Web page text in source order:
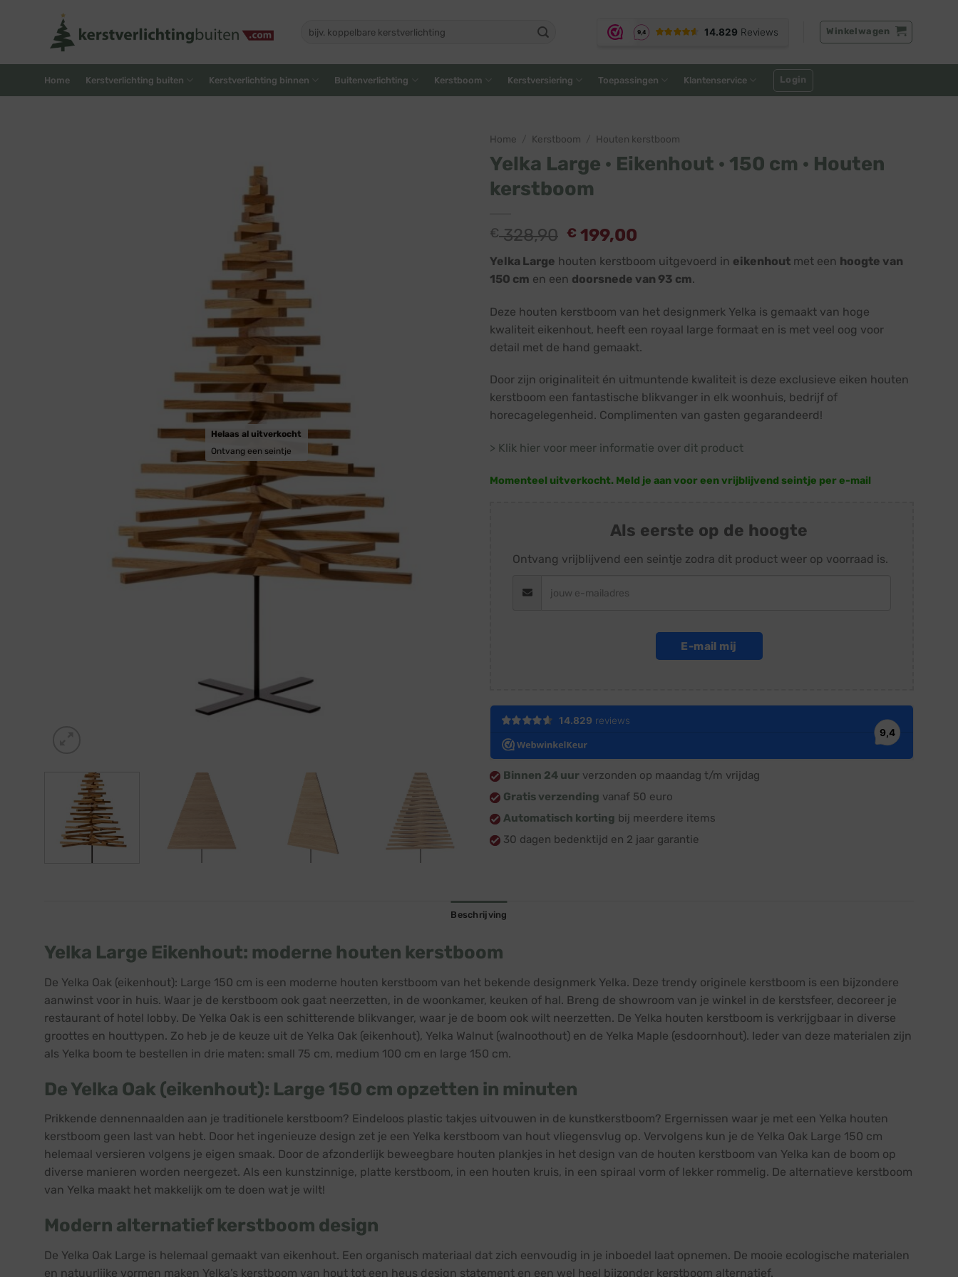
naar:
Winkelwagen
Home Kerstverlichting buiten Kerstverlichting binnen Buitenverlichting Kerstboom Kerstversiering Toepassingen Klantenservice Login
Helaas al uitverkocht
Ontvang een seintje
Home Kerstboom Houten kerstboom
Yelka Large · Eikenhout · 150 cm · Houten
kerstboom
€328,90 Oorspronkelijke
was:
€ 328,90.
€ 199,00
is:
€ 199,00.
Yelka Large houten kerstboom uitgevoerd in eikenhout met een hoogte van
150 cm en een doorsnede van 93 cm.
Deze houten kerstboom van het designmerk Yelka is gemaakt van hoge
kwaliteit eikenhout, heeft een royaal large formaat en is met veel oog voor
detail met de hand gemaakt.
Door zijn originaliteit én uitmuntende kwaliteit is deze exclusieve eiken houten
kerstboom een fantastische blikvanger in elk woonhuis, bedrijf of
horecagelegenheid. Complimenten van gasten gegarandeerd!
> Klik hier voor meer informatie over dit product
Momenteel uitverkocht. Meld je aan voor een vrijblijvend seintje per e-mail
Als eerste op de hoogte
Ontvang vrijblijvend een seintje zodra dit product weer op voorraad is.
E-mail mij
Binnen 24 uur verzonden op maandag t/m vrijdag
Gratis verzending vanaf 50 euro
Automatisch korting bij meerdere items
30 dagen bedenktijd en 2 jaar garantie
Beschrijving
Yelka Large Eikenhout: moderne houten kerstboom
De Yelka Oak (eikenhout): Large 150 cm is een moderne houten kerstboom van het bekende designmerk Yelka. Deze trendy originele kerstboom is een bijzondere
aanwinst voor in huis. Waar je de kerstboom ook gaat neerzetten, in de woonkamer, keuken of hal. Breng de showroom van je winkel in de kerstsfeer, decoreer je
restaurant of hotel lobby. De Yelka Oak is een schitterende blikvanger, waar je de boom ook wilt neerzetten. De Yelka houten kerstboom is verkrijgbaar in diverse
groottes en houttypen. Zo heb je de keuze uit de Yelka Oak (eikenhout), Yelka Walnut (walnoothout) en de Yelka Maple (esdoornhout). Ieder van deze materialen zijn
als Yelka boom te bestellen in drie maten: small 75 cm, medium 100 cm en large 150 cm.
De Yelka Oak (eikenhout): Large 150 cm opzetten in minuten
Prikkende dennennaalden aan je traditionele kerstboom? Eindeloos plastic takjes uitvouwen in de kunstkerstboom? Ergernissen waar je met een Yelka houten
kerstboom geen last van hebt. Door het ingenieuze design zet je een Yelka kerstboom van hout vliegensvlug op. Vervolgens kun je de Yelka Oak Large 150 cm
helemaal versieren volgens je eigen smaak. Door de afzonderlijk beweegbare houten plankjes in het design van de houten kerstboom van Yelka kan de boom op
diverse manieren worden neergezet. Als een kunstzinnige, platte kerstboom, in een houten kruis, in een spiraal vorm of lekker rommelig. De alternatieve kerstboom
van Yelka maakt het makkelijk om te doen wat je wilt!
Modern alternatief kerstboom design
De Yelka Oak Large is helemaal gemaakt van eikenhout. Een organisch materiaal dat zich eenvoudig in je inboedel laat opnemen. De mooie ecologische materialen
en natuurlijke vormen maken Yelka’s kerstboom van hout tot een heus design statement en een wel heel bijzonder kerstboom alternatief.